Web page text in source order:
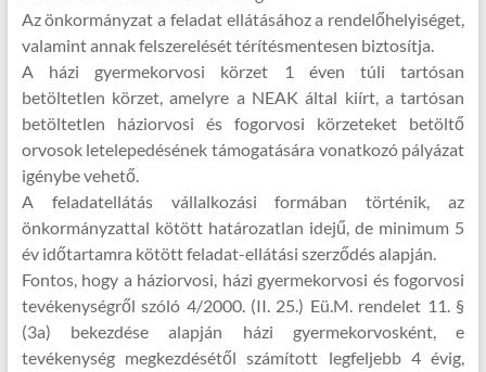
Az önkormányzat a feladat ellátásához a rendelőhelyiséget,
valamint annak felszerelését térítésmentesen biztosítja.
A házi gyermekorvosi körzet 1 éven túli tartósan
betöltetlen körzet, amelyre a NEAK által kiírt, a tartósan
betöltetlen háziorvosi és fogorvosi körzeteket betöltő
orvosok letelepedésének támogatására vonatkozó pályázat
igénybe vehető.
A feladatellátás vállalkozási formában történik, az
önkormányzattal kötött határozatlan idejű, de minimum 5
év időtartamra kötött feladat-ellátási szerződés alapján.
Fontos, hogy a háziorvosi, házi gyermekorvosi és fogorvosi
tevékenységről szóló 4/2000. (II. 25.) Eü.M. rendelet 11. §
(3a) bekezdése alapján házi gyermekorvosként, e
tevékenység megkezdésétől számított legfeljebb 4 évig,